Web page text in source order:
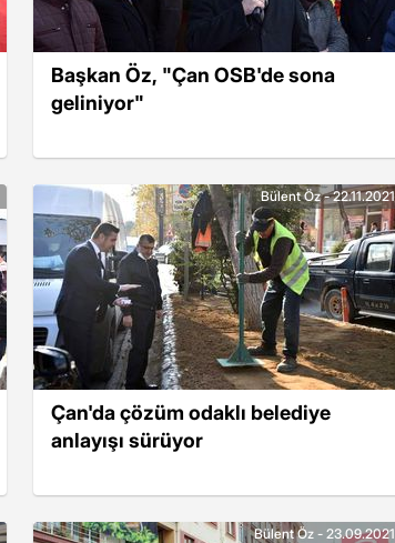
Başkan Öz, "Çan OSB'de sona
geliniyor"
Çan'da çözüm odaklı belediye
anlayışı sürüyor
Bülent Öz - 22.11.2021
Bülent Öz - 23.09.2021